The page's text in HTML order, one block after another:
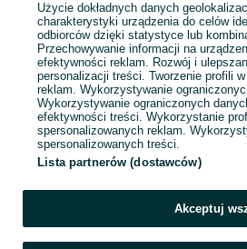
Użycie dokładnych danych
charakterystyki urządzenia do celów
odbiorców dzięki statystyce lub
Przechowywanie informacji na
efektywności reklam. Rozwój i
personalizacji treści. Tworzenie profili
reklam. Wykorzystywanie
Wykorzystywanie ograniczonych
efektywności treści. Wykorzystanie
spersonalizowanych reklam.
spersonalizowanych treści.
Lista partnerów (dostawców)
Akceptuj